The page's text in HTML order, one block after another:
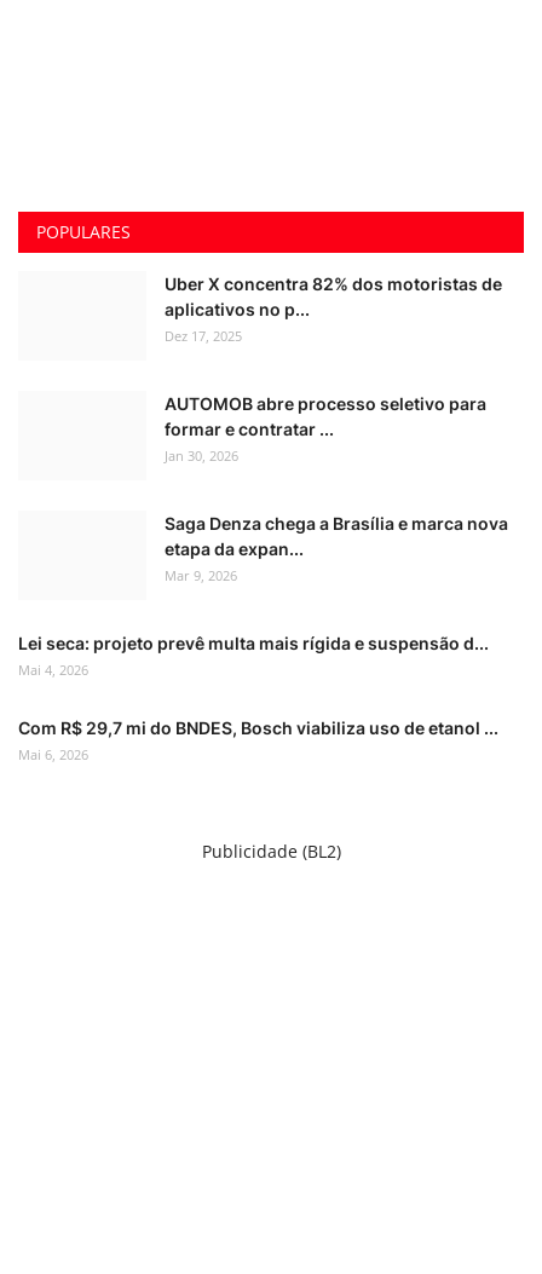
POPULARES
Uber X concentra 82% dos motoristas de
aplicativos no p...
Dez 17, 2025
AUTOMOB abre processo seletivo para
formar e contratar ...
Jan 30, 2026
Saga Denza chega a Brasília e marca nova
etapa da expan...
Mar 9, 2026
Lei seca: projeto prevê multa mais rígida e suspensão d...
Mai 4, 2026
Com R$ 29,7 mi do BNDES, Bosch viabiliza uso de etanol ...
Mai 6, 2026
Publicidade (BL2)